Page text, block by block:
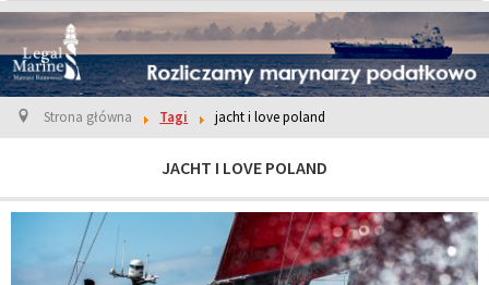
Strona główna Tagi jacht i love poland
JACHT I LOVE POLAND